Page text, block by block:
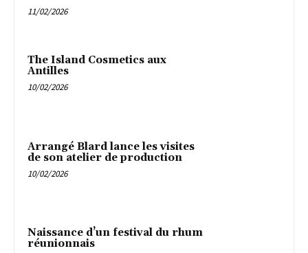
11/02/2026
The Island Cosmetics aux
Antilles
10/02/2026
Arrangé Blard lance les visites
de son atelier de production
10/02/2026
Naissance d’un festival du rhum
réunionnais